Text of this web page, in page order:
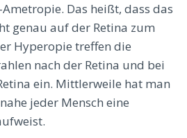
Das heißt, dass das
genau auf der Retina zum
Hyperopie treffen die
nach der Retina und bei
ein. Mittlerweile hat man
jeder Mensch eine